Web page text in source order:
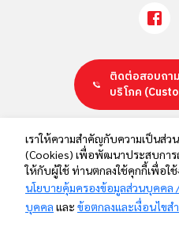
ติดต่อสอบถา
บริโภค
นโยบายคุ้มครองข้อมูลส่วนบุคคล /
บุ
ข้อตกลงและเงื่อนไข
ติดต่
เราให้ความสำคัญกับความเป็นส่ว
(Cookies) เพื่อพัฒนาประสบกา
ให้กับผู้ใช้ ท่านตกลงใช้คุกกี้เพื่อใ
นโยบายคุ้มครองข้อมูลส่วนบุคคล
บุคคล และ ข้อตกลงและเงื่อนไขส